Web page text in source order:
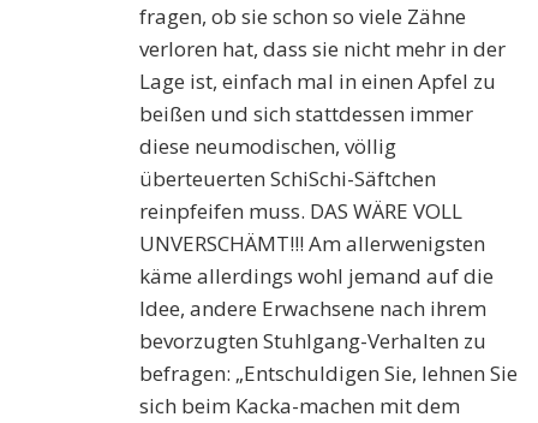
fragen, ob sie schon so viele Zähne
verloren hat, dass sie nicht mehr in der
Lage ist, einfach mal in einen Apfel zu
beißen und sich stattdessen immer
diese neumodischen, völlig
überteuerten SchiSchi-Säftchen
reinpfeifen muss. DAS WÄRE VOLL
UNVERSCHÄMT!!! Am allerwenigsten
käme allerdings wohl jemand auf die
Idee, andere Erwachsene nach ihrem
bevorzugten Stuhlgang-Verhalten zu
befragen: „Entschuldigen Sie, lehnen Sie
sich beim Kacka-machen mit dem